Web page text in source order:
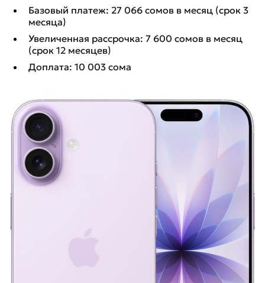
Базовый платеж: 27 066 сомов в месяц (срок 3
месяца)
Увеличенная рассрочка: 7 600 сомов в месяц
(срок 12 месяцев)
Доплата: 10 003 сома